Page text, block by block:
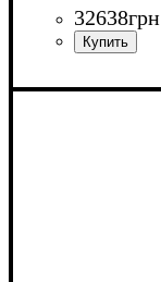
32638грн
Ширина: 315 см